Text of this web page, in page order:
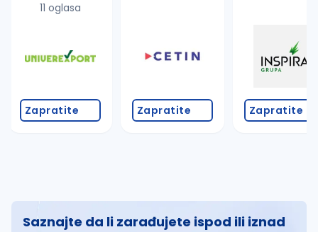
11 oglasa
Zapratite Zapratite Zapratite
Saznajte da li zarađujete ispod ili iznad